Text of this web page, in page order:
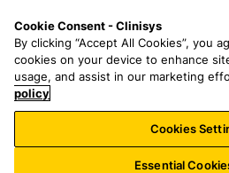
a
r
h
f
o
Cookie Consent - Clinisys
By clicking “Accept All Cookies”, you
cookies on your device to enhance
usage, and assist in our marketing
policy
Cookies
Essential